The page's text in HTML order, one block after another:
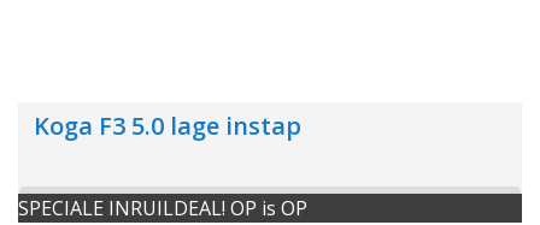
Koga F3 5.0 lage instap
SPECIALE INRUILDEAL! OP is OP